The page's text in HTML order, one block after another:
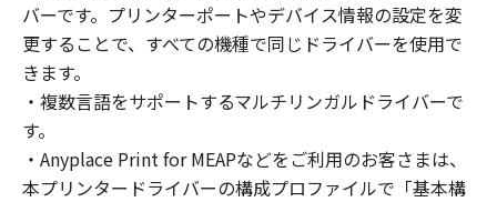
バーです。プリンターポートやデバイス情報の設定を変
更することで、すべての機種で同じドライバーを使用で
きます。
・複数言語をサポートするマルチリンガルドライバーで
す。
・Anyplace Print for MEAPなどをご利用のお客さまは、
本プリンタードライバーの構成プロファイルで「基本構